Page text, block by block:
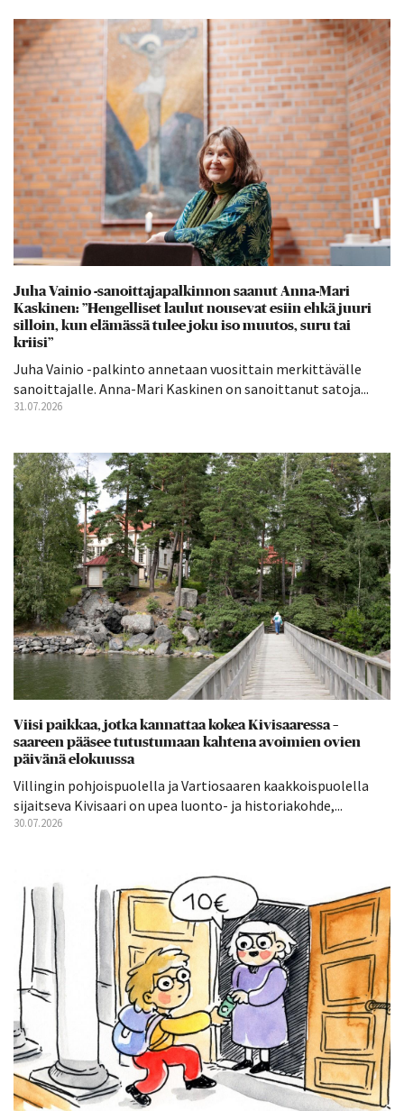
Juha Vainio -sanoittajapalkinnon saanut Anna-Mari
Kaskinen: ”Hengelliset laulut nousevat esiin ehkä juuri
silloin, kun elämässä tulee joku iso muutos, suru tai
kriisi”
Juha Vainio -palkinto annetaan vuosittain merkittävälle
sanoittajalle. Anna-Mari Kaskinen on sanoittanut satoja...
31.07.2026
Viisi paikkaa, jotka kannattaa kokea Kivisaaressa –
saareen pääsee tutustumaan kahtena avoimien ovien
päivänä elokuussa
Villingin pohjoispuolella ja Vartiosaaren kaakkoispuolella
sijaitseva Kivisaari on upea luonto- ja historiakohde,...
30.07.2026